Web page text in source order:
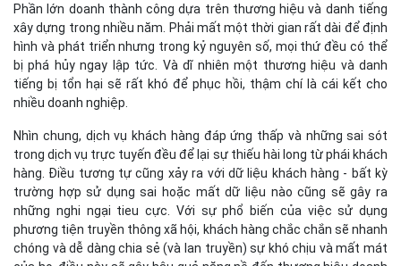
Phần lớn doanh thành công dựa trên thương hiệu và danh tiếng
xây dựng trong nhiều năm. Phải mất một thời gian rất dài để định
hình và phát triển nhưng trong kỷ nguyên số, mọi thứ đều có thể
bị phá hủy ngay lập tức. Và dĩ nhiên một thương hiệu và danh
tiếng bị tổn hại sẽ rất khó để phục hồi, thậm chí là cái kết cho
nhiều doanh nghiệp.
Nhìn chung, dịch vụ khách hàng đáp ứng thấp và những sai sót
trong dịch vụ trực tuyến đều để lại sự thiếu hài long từ phái khách
hàng. Điều tương tự cũng xảy ra với dữ liệu khách hàng - bất kỳ
trường hợp sử dụng sai hoặc mất dữ liệu nào cũng sẽ gây ra
những nghi ngại tieu cực. Với sự phổ biến của việc sử dụng
phương tiện truyền thông xã hội, khách hàng chắc chắn sẽ nhanh
chóng và dễ dàng chia sẻ (và lan truyền) sự khó chịu và mất mát